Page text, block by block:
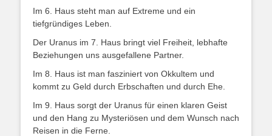
Im 6. Haus steht man auf Extreme und ein
tiefgründiges Leben.
Der Uranus im 7. Haus bringt viel Freiheit, lebhafte
Beziehungen uns ausgefallene Partner.
Im 8. Haus ist man fasziniert von Okkultem und
kommt zu Geld durch Erbschaften und durch Ehe.
Im 9. Haus sorgt der Uranus für einen klaren Geist
und den Hang zu Mysteriösen und dem Wunsch nach
Reisen in die Ferne.